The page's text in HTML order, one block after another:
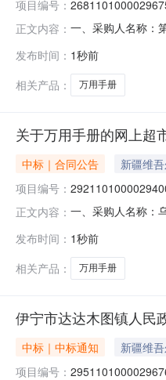
项目编号：
正文内容： 一、采购人名称：
标的基本概况：七
发布时间： 1秒前
相关产品：
万用手册
关于万用手册的网上超
中标｜合同公告 新疆维
项目编号：
正文内容： 一、采购人名称：
无型号本
发布时间： 1秒前
相关产品：
万用手册
伊宁市达达木图镇人民
中标｜中标通知
新疆维
项目编号：